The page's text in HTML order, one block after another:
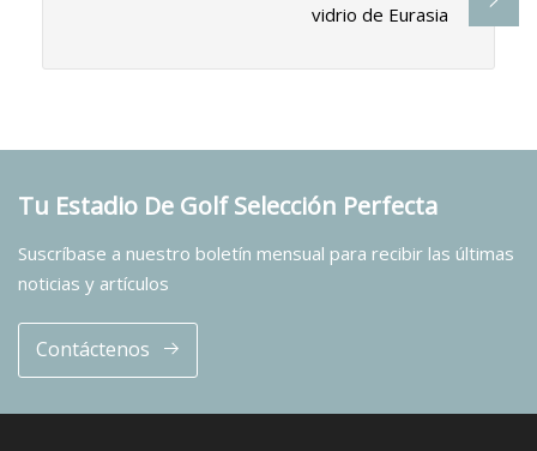
vidrio de Eurasia
Tu Estadio De Golf Selección Perfecta
Suscríbase a nuestro boletín mensual para recibir las últimas
noticias y artículos
Contáctenos